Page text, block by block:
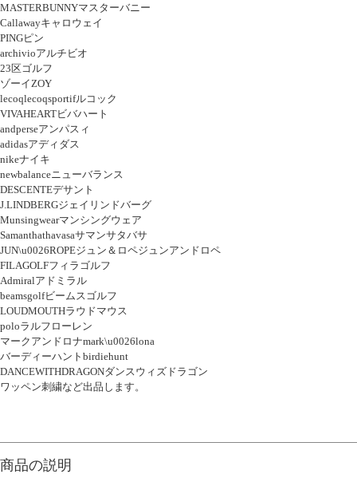
MASTERBUNNYマスターバニー
Callawayキャロウェイ
PINGピン
archivioアルチビオ
23区ゴルフ
ゾーイZOY
lecoqlecoqsportifルコック
VIVAHEARTビバハート
andperseアンパスィ
adidasアディダス
nikeナイキ
newbalanceニューバランス
DESCENTEデサント
J.LINDBERGジェイリンドバーグ
Munsingwearマンシングウェア
Samanthathavasaサマンサタバサ
JUN\u0026ROPEジュン＆ロペジュンアンドロペ
FILAGOLFフィラゴルフ
Admiralアドミラル
beamsgolfビームスゴルフ
LOUDMOUTHラウドマウス
poloラルフローレン
マークアンドロナmark\u0026lona
バーディーハントbirdiehunt
DANCEWITHDRAGONダンスウィズドラゴン
ワッペン刺繍など出品します。
商品の説明